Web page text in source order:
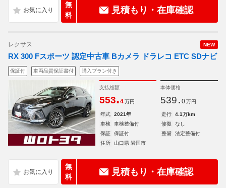
無
料
見積もり・在庫確認
NEW
レクサス
RX 300 Fスポーツ 認定中古車 Bカメラ ドラレコ ETC SDナビ
保証付 車両品質保証書付 購入プラン付き
支払総額
553.4 万円
本体価格
539. 0 万円
年式 2021年 走行
4.1万km
車検
車検整備付 修復
なし
保証
保証付 整備
法定整備付
住所
山口県 岩国市
無
料
見積もり・在庫確認